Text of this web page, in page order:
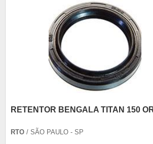
RETENTOR BENGALA TITAN 150
RTO / SÃO PAULO - SP